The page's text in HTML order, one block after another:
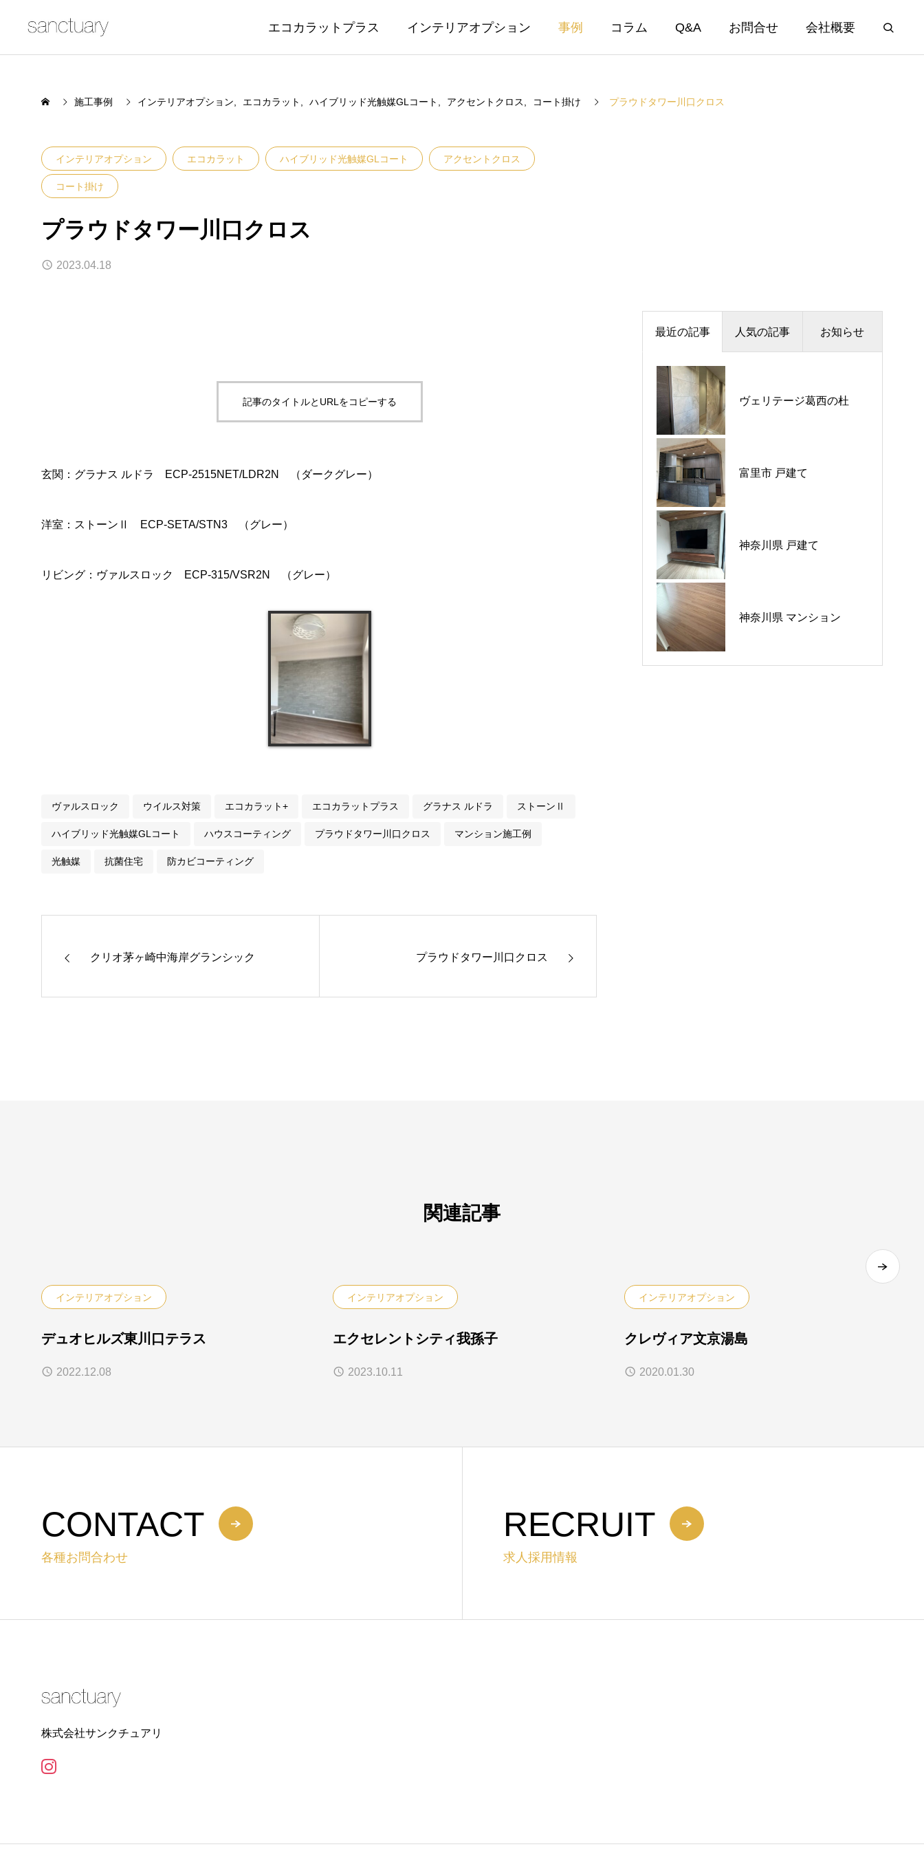
エコカラットプラス インテリアオプション 事例 コラム Q&A お問合せ 会社概要
施工事例 インテリアオプション エコカラット ハイブリッド光触媒GLコート アクセントクロス コート掛け プラウドタワー川口クロス
インテリアオプション エコカラット ハイブリッド光触媒GLコート アクセントクロス
コート掛け
プラウドタワー川口クロス
2023.04.18
記事のタイトルとURLをコピーする
玄関：グラナス ルドラ ECP-2515NET/LDR2N （ダークグレー）
洋室：ストーンⅡ ECP-SETA/STN3 （グレー）
リビング：ヴァルスロック ECP-315/VSR2N （グレー）
ヴァルスロック ウイルス対策 エコカラット+ エコカラットプラス グラナス ルドラ ストーンⅡ
ハイブリッド光触媒GLコート ハウスコーティング プラウドタワー川口クロス マンション施工例
光触媒 抗菌住宅 防カビコーティング
クリオ茅ヶ崎中海岸グランシック プラウドタワー川口クロス
最近の記事 人気の記事 お知らせ
ヴェリテージ葛西の杜
富里市 戸建て
神奈川県 戸建て
神奈川県 マンション
プラウドシティ所沢
テラス
ウエリス八千代村上
シーブレス
夏季休暇のお知らせ
価格改定のお知らせ
平日ナイト相談会開催🌙
GW営業のご案内
関連記事
インテリアオプション
デュオヒルズ東川口テラス
2022.12.08
インテリアオプション
エクセレントシティ我孫子
2023.10.11
インテリアオプション
クレヴィア文京湯島
2020.01.30
CONTACT
各種お問合わせ
RECRUIT
求人採用情報
株式会社サンクチュアリ